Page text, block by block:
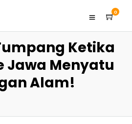
0
Ketika
Jawa Menyatu
Alam!